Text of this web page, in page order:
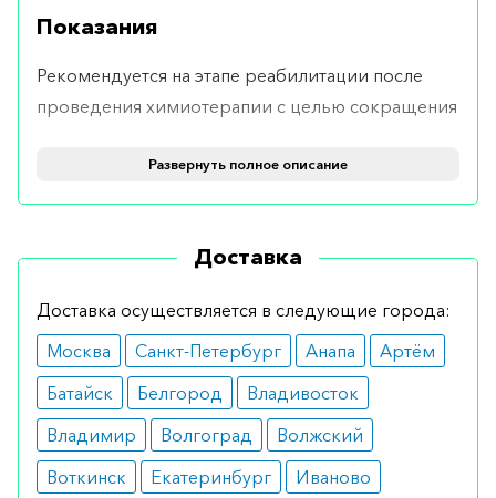
Показания
Рекомендуется на этапе реабилитации после
проведения химиотерапии с целью сокращения
Противопоказанием может оказаться наличие
нейтропении.
Побочные эффекты
При правильном выборе дозировки не
вызывает побочных эффектов. В некоторых
случаях отмечают боли в мышцах и костях.
Развернуть полное описание
Доставка
Доставка осуществляется в следующие города:
Москва
Санкт-Петербург Анапа
Артём
Батайск
Белгород
Владивосток
Владимир
Волгоград
Волжский
Воткинск
Екатеринбург
Иваново